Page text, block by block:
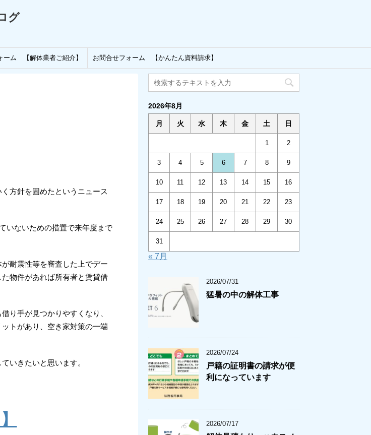
グ
ーム 【解体業者ご紹介】 お問合せフォーム 【かんたん資料請求】
方針を固めたというニュース
いないための措置で来年度まで
耐震性等を審査した上でデー
物件があれば所有者と賃貸借
り手が見つかりやすくなり、
トがあり、空き家対策の一端
いきたいと思います。
2026年8月
月 火 水 木 金 土 日
1 2
3 4 5 6 7 8 9
10 11 12 13 14 15 16
17 18 19 20 21 22 23
24 25 26 27 28 29 30
31
« 7月
2026/07/31
猛暑の中の解体工事
2026/07/24
戸籍の証明書の請求が便
利になっています
2026/07/17